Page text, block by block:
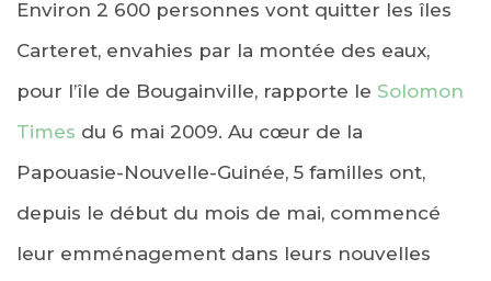
Environ 2 600 personnes vont quitter les îles
Carteret, envahies par la montée des eaux,
pour l’île de Bougainville, rapporte le Solomon
Times du 6 mai 2009. Au cœur de la
Papouasie-Nouvelle-Guinée, 5 familles ont,
depuis le début du mois de mai, commencé
leur emménagement dans leurs nouvelles